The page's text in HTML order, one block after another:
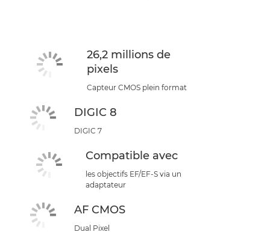
26,2 millions de
pixels
Capteur CMOS plein format
DIGIC 8
DIGIC 7
Compatible avec
les objectifs EF/EF-S via un
adaptateur
AF CMOS
Dual Pixel